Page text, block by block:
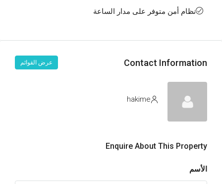
نظام أمن متوفر على مدار الساعة
Contact Information عرض القوائم
hakime
Enquire About This Property
الأسم